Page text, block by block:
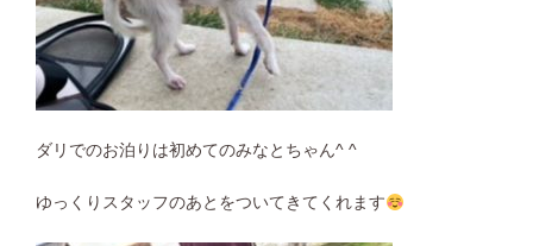
ダリでのお泊りは初めてのみなとちゃん^ ^
ゆっくりスタッフのあとをついてきてくれます